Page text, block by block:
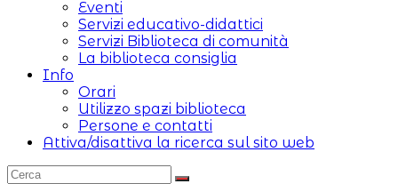
Eventi
Servizi educativo-didattici
Servizi Biblioteca di comunità
La biblioteca consiglia
Info
Orari
Utilizzo spazi biblioteca
Persone e contatti
Attiva/disattiva la ricerca sul sito web